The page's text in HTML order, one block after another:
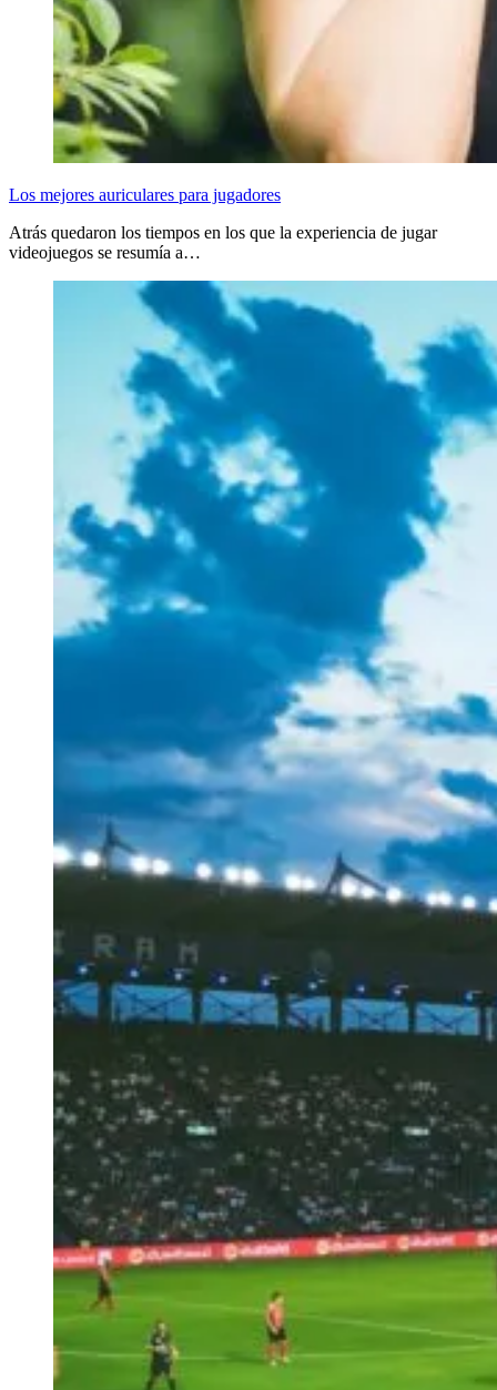
Los mejores auriculares para jugadores
Atrás quedaron los tiempos en los que la experiencia de jugar
videojuegos se resumía a…